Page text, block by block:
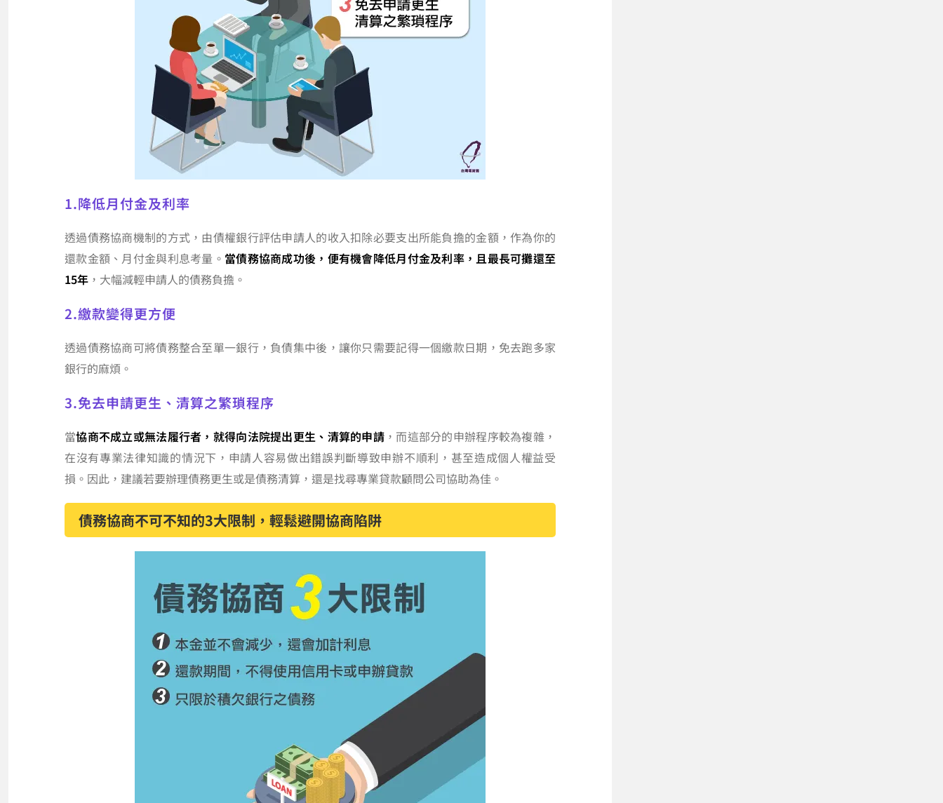
1.降低月付金及利率
透過債務協商機制的方式，由債權銀行評估申請人的收入扣除必要支出所能負擔的金額，作為你的
還款金額、月付金與利息考量。 當債務協商成功後，便有機會降低月付金及利率，且最長可攤還至
15年 ，大幅減輕申請人的債務負擔。
2.繳款變得更方便
透過債務協商可將債務整合至單一銀行，負債集中後，讓你只需要記得一個繳款日期，免去跑多家
銀行的麻煩。
3.免去申請更生、清算之繁瑣程序
當協商不成立或無法履行者，就得向法院提出更生、清算的申請 ，而這部分的申辦程序較為複雜，
在沒有專業法律知識的情況下，申請人容易做出錯誤判斷導致申辦不順利，甚至造成個人權益受
損。因此，建議若要辦理債務更生或是債務清算，還是找尋專業貸款顧問公司協助為佳。
債務協商不可不知的3大限制，輕鬆避開協商陷阱